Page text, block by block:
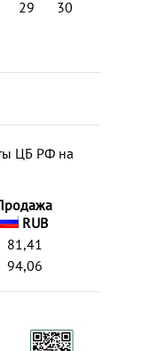
29
30
ЦБ РФ на
RUB
81,41
94,06